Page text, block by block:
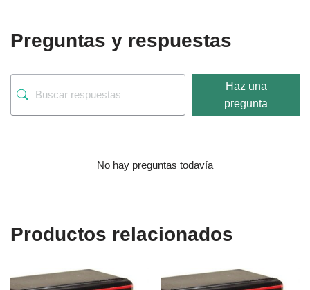
Preguntas y respuestas
Haz una
pregunta
No hay preguntas todavía
Productos relacionados